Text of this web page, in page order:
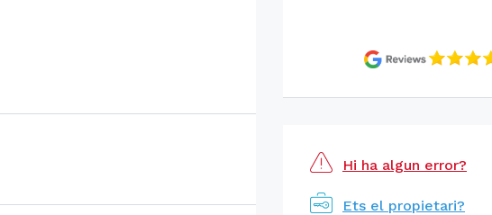
Hi ha algun error?
Ets el propietari?